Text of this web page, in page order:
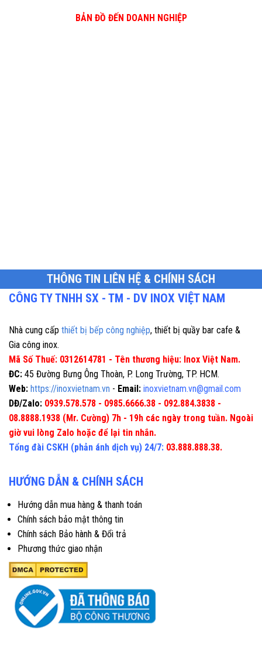
BẢN ĐỒ ĐẾN DOANH NGHIỆP
THÔNG TIN LIÊN HỆ & CHÍNH SÁCH
CÔNG TY TNHH SX - TM - DV INOX VIỆT NAM
Nhà cung cấp thiết bị bếp công nghiệp, thiết bị quầy bar cafe &
Gia công inox.
Mã Số Thuế: 0312614781 - Tên thương hiệu: Inox Việt Nam.
ĐC: 45 Đường Bưng Ông Thoàn, P. Long Trường, TP. HCM.
Web: https://inoxvietnam.vn - Email: inoxvietnam.vn@gmail.com
DĐ/Zalo: 0939.578.578 - 0985.6666.38 - 092.884.3838 -
08.8888.1938 (Mr. Cường) 7h - 19h các ngày trong tuần. Ngoài
giờ vui lòng Zalo hoặc để lại tin nhắn.
Tổng đài CSKH (phản ánh dịch vụ) 24/7: 03.888.888.38.
HƯỚNG DẪN & CHÍNH SÁCH
Hướng dẫn mua hàng & thanh toán
Chính sách bảo mật thông tin
Chính sách Bảo hành & Đổi trả
Phương thức giao nhận